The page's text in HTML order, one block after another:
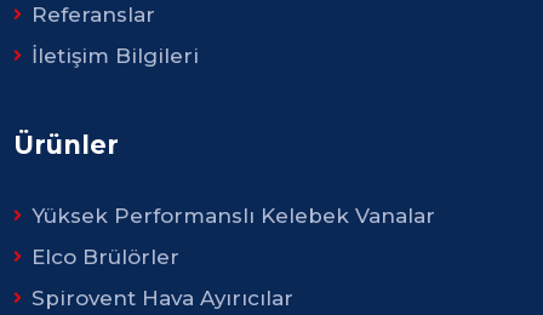
Referanslar
İletişim Bilgileri
Ürünler
Yüksek Performanslı Kelebek Vanalar
Elco Brülörler
Spirovent Hava Ayırıcılar